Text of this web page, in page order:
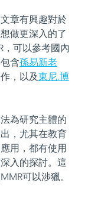
做更深入的了
，可以參考國內
含孫易新老
，以及東尼.博
，尤其在教育
用，都有使用
入的探討。這
可以涉獵。